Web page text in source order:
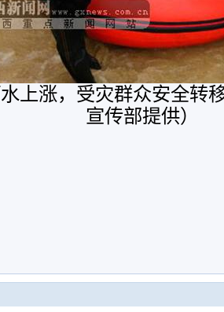
上涨，受灾群众安全转
宣传部提供）